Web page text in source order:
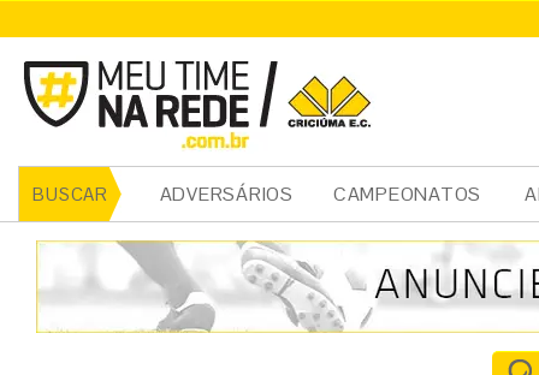
BUSCAR ADVERSÁRIOS CAMPEONATOS